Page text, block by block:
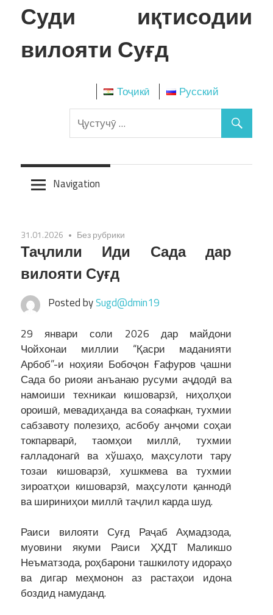
Skip
to
Суди иқтисодии
вилояти Суғд
Тоҷикӣ Русский
Navigation
31.01.2026 Без рубрики
Таҷлили Иди Сада дар
вилояти Суғд
Posted bySugd@dmin19
29 январи соли 2026 дар майдони
Чойхонаи миллии “Қасри маданияти
Арбоб”-и ноҳияи Бобоҷон Ғафуров ҷашни
Сада бо риояи анъанаю русуми аҷдодӣ ва
намоиши техникаи кишоварзӣ, ниҳолҳои
ороишӣ, мевадиҳанда ва сояафкан, тухмии
сабзавоту полезиҳо, асбобу анҷоми соҳаи
токпарварӣ, таомҳои миллӣ, тухмии
ғалладонагӣ ва хўшаҳо, маҳсулоти тару
тозаи кишоварзӣ, хушкмева ва тухмии
зироатҳои кишоварзӣ, маҳсулоти қаннодӣ
ва шириниҳои миллӣ таҷлил карда шуд.
Раиси вилояти Суғд Раҷаб Аҳмадзода,
муовини якуми Раиси ҲХДТ Маликшо
Неъматзода, роҳбарони ташкилоту идораҳо
ва дигар меҳмонон аз растаҳои идона
боздид намуданд.